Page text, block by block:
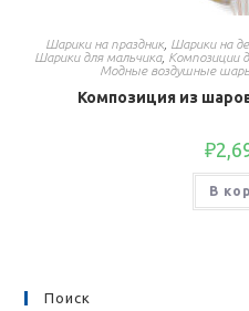
Шарики на праздник, Шарики на
Шарики для мальчика, Композиции
Модные воздушные
Композиция из
₽
В
Поиск